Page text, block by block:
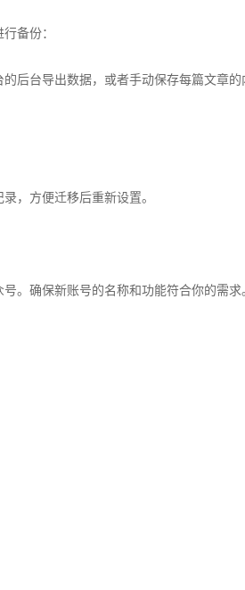
备份：
后台导出数据，或者手动保存每篇文章的
，方便迁移后重新设置。
。确保新账号的名称和功能符合你的需求